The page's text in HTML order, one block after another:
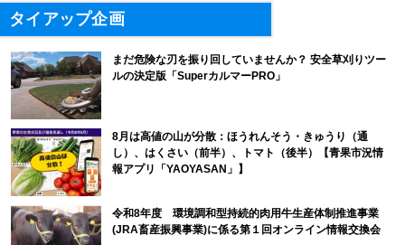
タイアップ企画
まだ危険な刃を振り回していませんか？ 安全草刈りツー
ルの決定版「SuperカルマーPRO」
8月は高値の山が分散：ほうれんそう・きゅうり（通
し）、はくさい（前半）、トマト（後半）【青果市況情
報アプリ「YAOYASAN」】
令和8年度 環境調和型持続的肉用牛生産体制推進事業
(JRA畜産振興事業)に係る第１回オンライン情報交換会